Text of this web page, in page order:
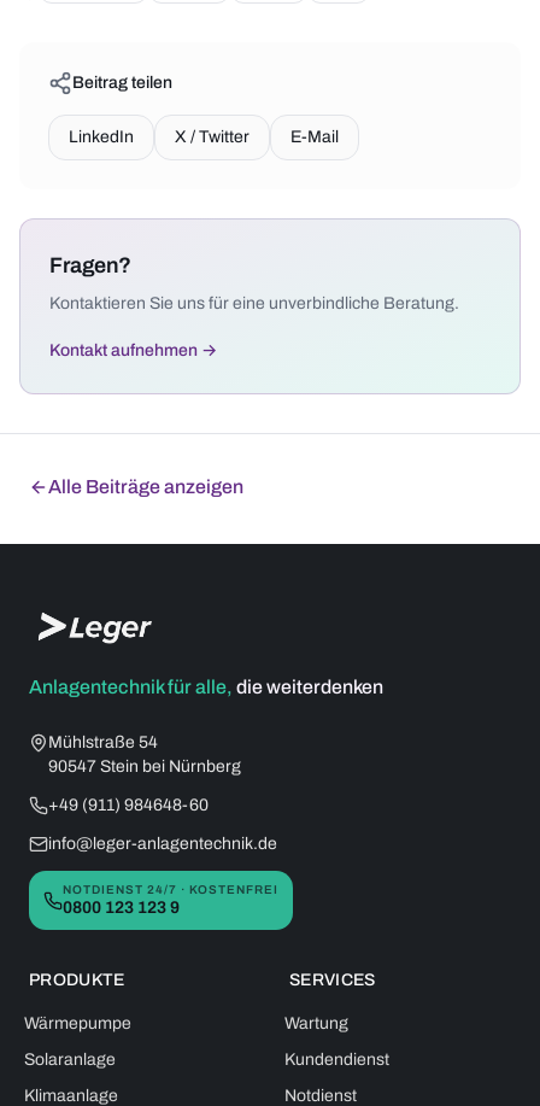
Beitrag teilen
LinkedIn X / Twitter E-Mail
Fragen?
Kontaktieren Sie uns für eine unverbindliche Beratung.
Kontakt aufnehmen →
Alle Beiträge anzeigen
Anlagentechnik für alle, die weiterdenken
Mühlstraße 54
90547 Stein bei Nürnberg
+49 (911) 984648-60
info@leger-anlagentechnik.de
NOTDIENST 24/7 · KOSTENFREI
0800 123 123 9
PRODUKTE
Wärmepumpe
Solaranlage
Klimaanlage
SERVICES
Wartung
Kundendienst
Notdienst